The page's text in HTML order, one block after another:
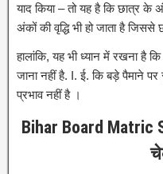
याद किया – तो यह है कि छात्र के
अंकों की वृद्धि भी हो जाता है
हालांकि, यह भी ध्यान में रखना है
जाना नहीं है. I. ई. कि बड़े पैमाने पर
प्रभाव नहीं है ।
Bihar Board